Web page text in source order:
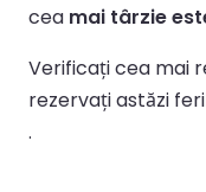
cea mai târzie
Verificați cea mai
rezervați astăzi
.